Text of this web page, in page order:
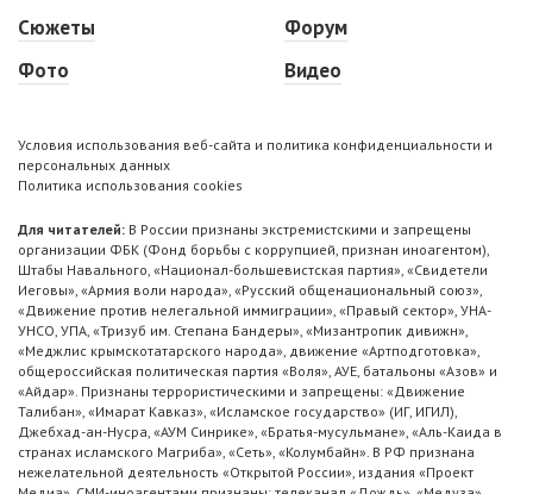
Сюжеты
Фото
Форум
Видео
Условия использования веб-сайта и политика конфиденциальности и
персональных данных
Политика использования cookies
Для читателей: В России признаны экстремистскими и запрещены
организации ФБК (Фонд борьбы с коррупцией, признан иноагентом),
Штабы Навального, «Национал-большевистская партия», «Свидетели
Иеговы», «Армия воли народа», «Русский общенациональный союз»,
«Движение против нелегальной иммиграции», «Правый сектор», УНА-
УНСО, УПА, «Тризуб им. Степана Бандеры», «Мизантропик дивижн»,
«Меджлис крымскотатарского народа», движение «Артподготовка»,
общероссийская политическая партия «Воля», АУЕ, батальоны «Азов» и
«Айдар». Признаны террористическими и запрещены: «Движение
Талибан», «Имарат Кавказ», «Исламское государство» (ИГ, ИГИЛ),
Джебхад-ан-Нусра, «АУМ Синрике», «Братья-мусульмане», «Аль-Каида в
странах исламского Магриба», «Сеть», «Колумбайн». В РФ признана
нежелательной деятельность «Открытой России», издания «Проект